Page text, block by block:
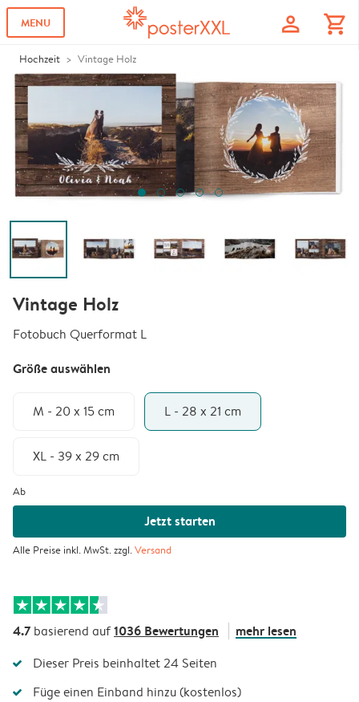
MENU profile shopping_cart
Hochzeit Vintage Holz
Vintage Holz
Fotobuch Querformat L
Größe auswählen
M - 20 x 15 cm L - 28 x 21 cm
XL - 39 x 29 cm
Ab
Jetzt starten
Alle Preise inkl. MwSt. zzgl.Versand
4.7 basierend auf1036 Bewertungen mehr lesen
Dieser Preis beinhaltet 24 Seiten
Füge einen Einband hinzu (kostenlos)